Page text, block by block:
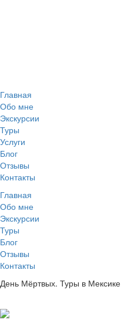
Главная
Обо мне
Экскурсии
Туры
Услуги
Блог
Отзывы
Контакты
Главная
Обо мне
Экскурсии
Туры
Блог
Отзывы
Контакты
День Мёртвых. Туры в Мексике